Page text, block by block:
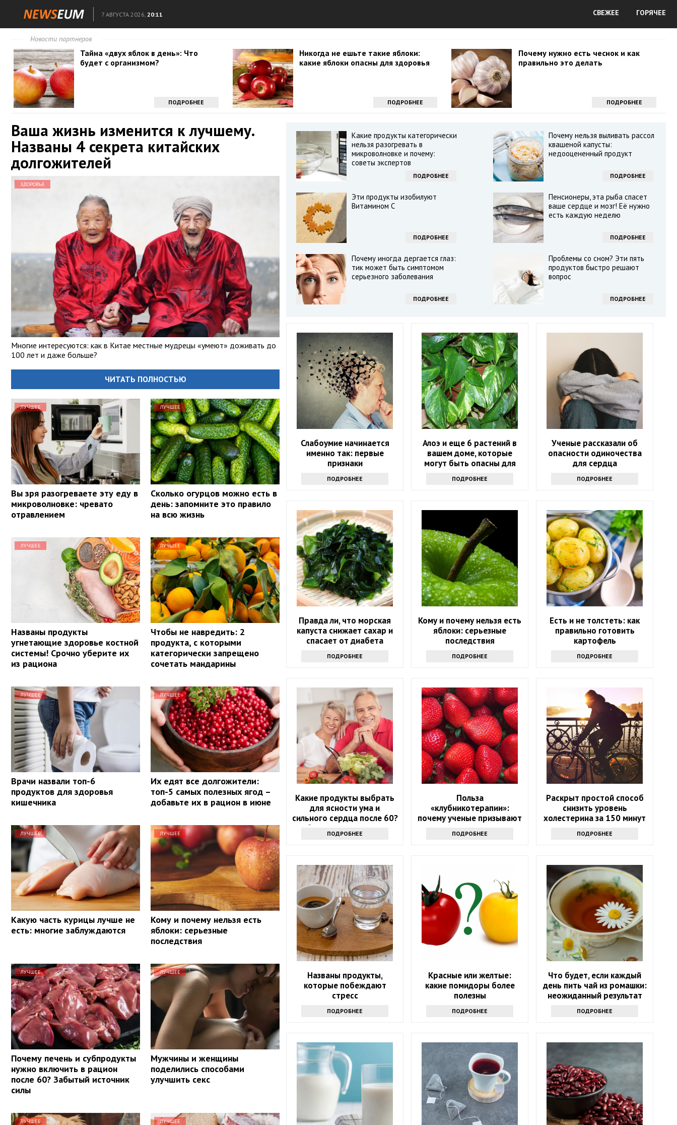
7 АВГУСТА 2026, 20:11 СВЕЖЕЕ ГОРЯЧЕЕ
Новости партнеров
Тайна «двух яблок в день»: Что
будет с организмом?
ПОДРОБНЕЕ
Никогда не ешьте такие яблоки:
какие яблоки опасны для здоровья
ПОДРОБНЕЕ
Почему нужно есть чеснок и как
правильно это делать
ПОДРОБНЕЕ
Ваша жизнь изменится к лучшему.
Названы 4 секрета китайских
долгожителей
ЗДОРОВЬЕ
Многие интересуются: как в Китае местные мудрецы «умеют» доживать до
100 лет и даже больше?
ЧИТАТЬ ПОЛНОСТЬЮ
ЛУЧШЕЕ
Вы зря разогреваете эту еду в
микроволновке: чревато
отравлением
ЛУЧШЕЕ
Сколько огурцов можно есть в
день: запомните это правило
на всю жизнь
ЛУЧШЕЕ
Названы продукты
угнетающие здоровье костной
системы! Срочно уберите их
из рациона
ЛУЧШЕЕ
Чтобы не навредить: 2
продукта, с которыми
категорически запрещено
сочетать мандарины
ЛУЧШЕЕ
Врачи назвали топ-6
продуктов для здоровья
кишечника
ЛУЧШЕЕ
Их едят все долгожители:
топ-5 самых полезных ягод –
добавьте их в рацион в июне
ЛУЧШЕЕ
Какую часть курицы лучше не
есть: многие заблуждаются
ЛУЧШЕЕ
Кому и почему нельзя есть
яблоки: серьезные
последствия
ЛУЧШЕЕ
Почему печень и субпродукты
нужно включить в рацион
после 60? Забытый источник
силы
ЛУЧШЕЕ
Мужчины и женщины
поделились способами
улучшить секс
ЛУЧШЕЕ ЛУЧШЕЕ
Какие продукты категорически
нельзя разогревать в
микроволновке и почему:
советы экспертов
ПОДРОБНЕЕ
Почему нельзя выливать рассол
квашеной капусты:
недооцененный продукт
ПОДРОБНЕЕ
Эти продукты изобилуют
Витамином С
ПОДРОБНЕЕ
Пенсионеры, эта рыба спасет
ваше сердце и мозг! Её нужно
есть каждую неделю
ПОДРОБНЕЕ
Почему иногда дергается глаз:
тик может быть симптомом
серьезного заболевания
ПОДРОБНЕЕ
Проблемы со сном? Эти пять
продуктов быстро решают
вопрос
ПОДРОБНЕЕ
Слабоумие начинается
именно так: первые
признаки
ПОДРОБНЕЕ
Алоэ и еще 6 растений в
вашем доме, которые
могут быть опасны для
ПОДРОБНЕЕ
Ученые рассказали об
опасности одиночества
для сердца
ПОДРОБНЕЕ
Правда ли, что морская
капуста снижает сахар и
спасает от диабета
ПОДРОБНЕЕ
Кому и почему нельзя есть
яблоки: серьезные
последствия
ПОДРОБНЕЕ
Есть и не толстеть: как
правильно готовить
картофель
ПОДРОБНЕЕ
Какие продукты выбрать
для ясности ума и
сильного сердца после 60?
Обратите внимание на
этот список
ПОДРОБНЕЕ
Польза
«клубникотерапии»:
почему ученые призывают
людей в возрасте 50+
налегать на эту ягоду
ПОДРОБНЕЕ
Раскрыт простой способ
снизить уровень
холестерина за 150 минут
ПОДРОБНЕЕ
Названы продукты,
которые побеждают
стресс
ПОДРОБНЕЕ
Красные или желтые:
какие помидоры более
полезны
ПОДРОБНЕЕ
Что будет, если каждый
день пить чай из ромашки:
неожиданный результат
ПОДРОБНЕЕ